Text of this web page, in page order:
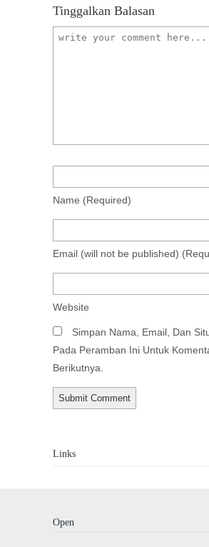
Tinggalkan Balasan
Name (required)
Email (will not be published)
Website
Simpan Nama, Email, Dan
Pada Peramban Ini Untuk
Berikutnya.
Links
Open